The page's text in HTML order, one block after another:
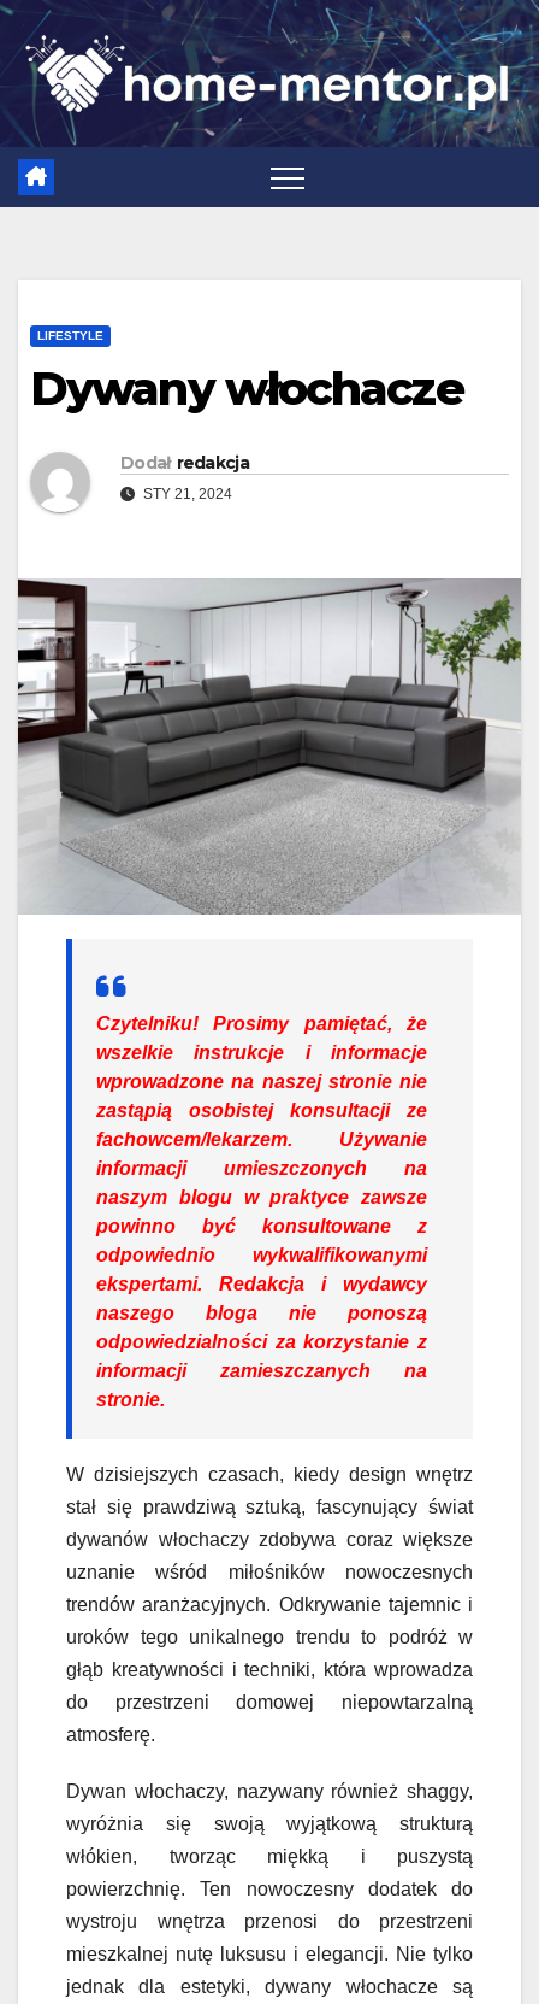
Skip
content
LIFESTYLE
Dywany włochacze
Dodał redakcja
STY 21, 2024
Czytelniku! Prosimy pamiętać, że
wszelkie instrukcje i informacje
wprowadzone na naszej stronie nie
zastąpią osobistej konsultacji ze
fachowcem/lekarzem. Używanie
informacji umieszczonych na
naszym blogu w praktyce zawsze
powinno być konsultowane z
odpowiednio wykwalifikowanymi
ekspertami. Redakcja i wydawcy
naszego bloga nie ponoszą
odpowiedzialności za korzystanie z
informacji zamieszczanych na
stronie.
W dzisiejszych czasach, kiedy design wnętrz
stał się prawdziwą sztuką, fascynujący świat
dywanów włochaczy zdobywa coraz większe
uznanie wśród miłośników nowoczesnych
trendów aranżacyjnych. Odkrywanie tajemnic i
uroków tego unikalnego trendu to podróż w
głąb kreatywności i techniki, która wprowadza
do przestrzeni domowej niepowtarzalną
atmosferę.
Dywan włochaczy, nazywany również shaggy,
wyróżnia się swoją wyjątkową strukturą
włókien, tworząc miękką i puszystą
powierzchnię. Ten nowoczesny dodatek do
wystroju wnętrza przenosi do przestrzeni
mieszkalnej nutę luksusu i elegancji. Nie tylko
jednak dla estetyki, dywany włochacze są